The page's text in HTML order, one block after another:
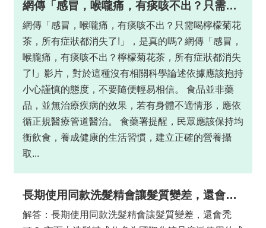
網傳「感冒，喉嚨痛，有痰咳不出？只需喝檸檬菊花茶，所有症狀都消失了!」，是真的嗎?
網傳「感冒，喉嚨痛，有痰咳不出？只需喝檸檬菊花
茶，所有症狀都消失了!」，是真的嗎? 網傳「感冒，
喉朧痛，有痰咳不出？檸檬菊花茶，所有症狀都消失
了!」影片，對於這種沒有相關科學論述依據應該抱持
小心謹慎的態度，不要隨便輕易相信。 食品並非藥
品，並無治療疾病的效果，若有身體不適情形，應依
循正規醫療管道醫治。 食藥署提醒，民眾應該保持均
衡飲食，養成健康的生活習慣，建立正確的營養攝
取...
長期使用同款洗髮精會讓髮質變差，還會禿頭？
解答：長期使用同款洗髮精會讓髮質變差，還會禿